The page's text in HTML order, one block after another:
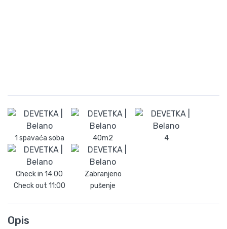
1 spavaća soba 40m2 4
Check in14:00
Check out 11:00
Zabranjeno
pušenje
Opis